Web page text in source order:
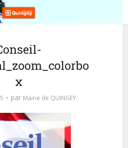
x
par Mairie de QUINGEY